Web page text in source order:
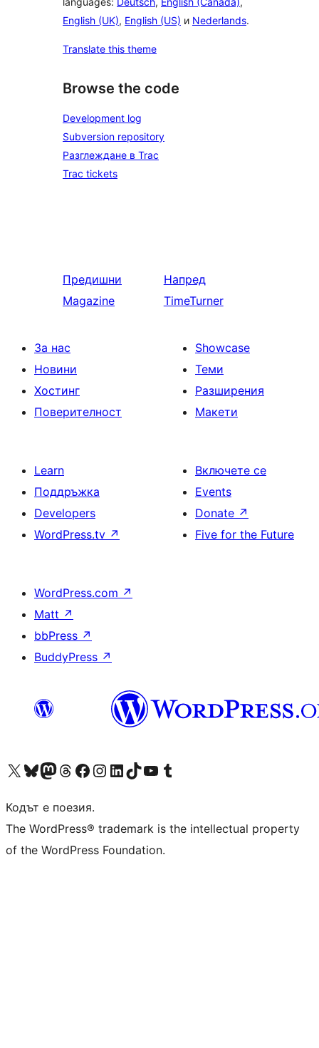
English (UK), English (US) и Nederlands.
Translate this theme
Browse the code
Development log
Subversion repository
Разглеждане в Trac
Trac tickets
Предишни
Magazine
Напред
TimeTurner
За нас
Новини
Хостинг
Поверителност
Showcase
Теми
Разширения
Макети
Learn
Поддръжка
Developers
WordPress.tv ↗
Включете се
Events
Donate ↗
Five for the Future
WordPress.com ↗
Matt ↗
bbPress ↗
BuddyPress ↗
Visit our X (formerly Twitter) account
Visit our Bluesky account
Visit our Mastodon account
Visit our Threads account
Посетете нашата страница във Facebook
Посетете нашия профил в Instagram
Посетете нашия профил в LinkedIn
Visit our TikTok account
Visit our YouTube channel
Visit our Tumblr account
Кодът е поезия.
The WordPress® trademark is the intellectual property
of the WordPress Foundation.